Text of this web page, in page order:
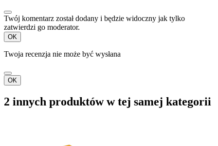
Twój komentarz został dodany i będzie widoczny jak tylko
zatwierdzi go moderator.
OK
Twoja recenzja nie może być wysłana
OK
2 innych produktów w tej samej kategorii